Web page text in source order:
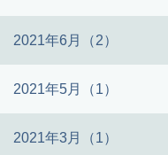
2021年6月（2）
2021年5月（1）
2021年3月（1）